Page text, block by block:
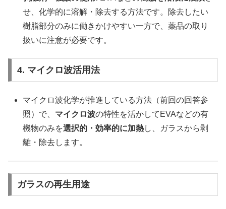
せ、化学的に溶解・除去する方法です。除去したい
樹脂部分のみに働きかけやすい一方で、薬品の取り
扱いに注意が必要です。
4. マイクロ波活用法
マイクロ波化学が推進している方法（前回の回答参
照）で、 マイクロ波の特性を活かしてEVAなどの有
機物のみを選択的・効率的に加熱し、ガラスから剥
離・除去します。
ガラスの再生用途